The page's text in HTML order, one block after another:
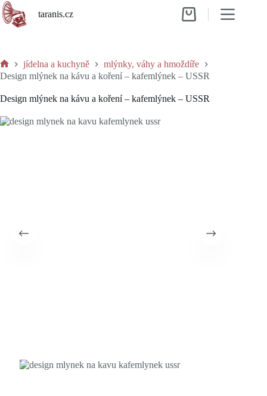
Skip
to
content
taranis.cz
Shopping
Home
jídelna a kuchyně
mlýnky, váhy a hmoždíře
Design mlýnek na kávu a koření – kafemlýnek – USSR
Design mlýnek na kávu a koření – kafemlýnek – USSR